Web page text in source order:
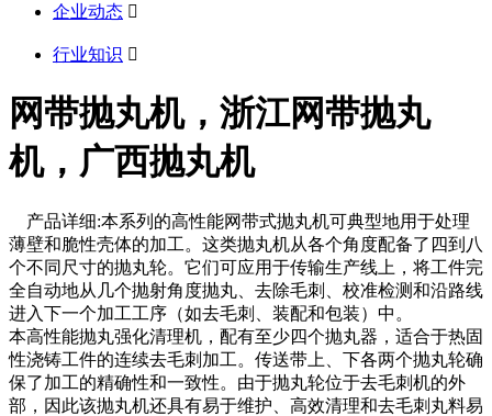
企业动态 
行业知识 
网带抛丸机，浙江网带抛丸
机，广西抛丸机
产品详细:本系列的高性能网带式抛丸机可典型地用于处理
薄壁和脆性壳体的加工。这类抛丸机从各个角度配备了四到八
个不同尺寸的抛丸轮。它们可应用于传输生产线上，将工件完
全自动地从几个抛射角度抛丸、去除毛刺、校准检测和沿路线
进入下一个加工工序（如去毛刺、装配和包装）中。
本高性能抛丸强化清理机，配有至少四个抛丸器，适合于热固
性浇铸工件的连续去毛刺加工。传送带上、下各两个抛丸轮确
保了加工的精确性和一致性。由于抛丸轮位于去毛刺机的外
部，因此该抛丸机还具有易于维护、高效清理和去毛刺丸料易